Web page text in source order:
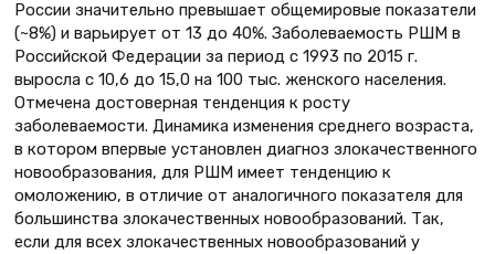
России значительно превышает общемировые показатели
(~8%) и варьирует от 13 до 40%. Заболеваемость РШМ в
Российской Федерации за период с 1993 по 2015 г.
выросла с 10,6 до 15,0 на 100 тыс. женского населения.
Отмечена достоверная тенденция к росту
заболеваемости. Динамика изменения среднего возраста,
в котором впервые установлен диагноз злокачественного
новообразования, для РШМ имеет тенденцию к
омоложению, в отличие от аналогичного показателя для
большинства злокачественных ново­образований. Так,
если для всех злокачественных новообразований у